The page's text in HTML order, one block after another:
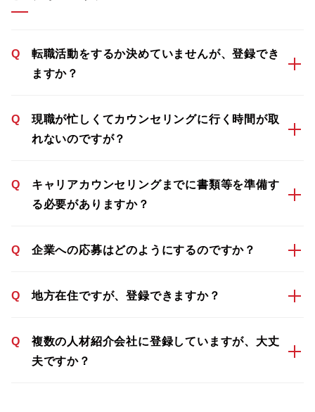
Q
転職活動をするか決めていませんが、登録でき
ますか？
Q
現職が忙しくてカウンセリングに行く時間が取
れないのですが？
Q
キャリアカウンセリングまでに書類等を準備す
る必要がありますか？
Q 企業への応募はどのようにするのですか？
Q 地方在住ですが、登録できますか？
Q
複数の人材紹介会社に登録していますが、大丈
夫ですか？